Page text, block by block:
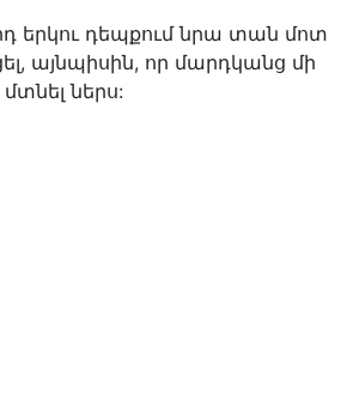
երկու դեպքում նրա տան մոտ
այնպիսին, որ մարդկանց մի
ներս: